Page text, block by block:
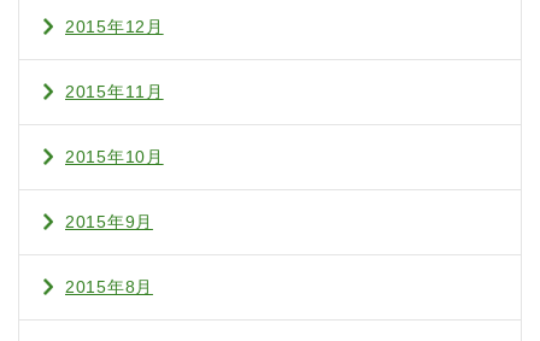
2015年12月
2015年11月
2015年10月
2015年9月
2015年8月